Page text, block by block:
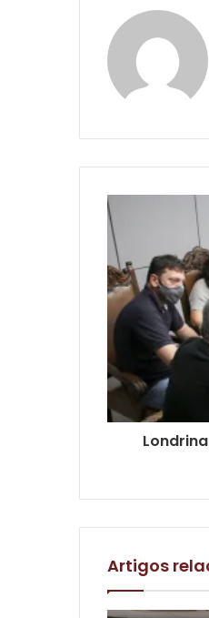
Artigos